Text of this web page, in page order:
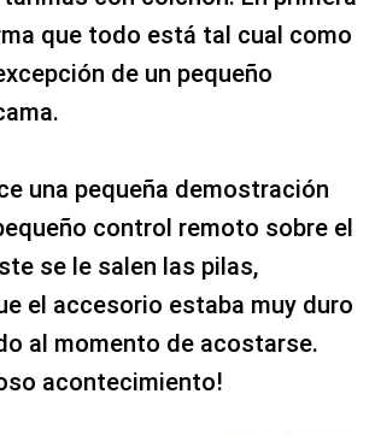
que todo está tal cual como
de un pequeño
una pequeña demostración
control remoto sobre el
se le salen las pilas,
el accesorio estaba muy duro
al momento de acostarse.
acontecimiento!